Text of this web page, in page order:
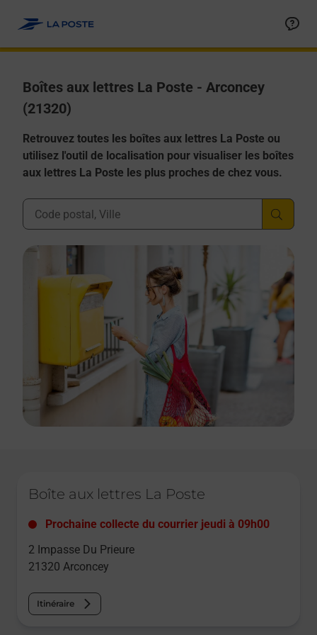
Boîtes aux lettres La Poste - Arconcey
(21320)
Retrouvez toutes les boîtes aux lettres La Poste ou
utilisez l'outil de localisation pour visualiser les boîtes
aux lettres La Poste les plus proches de chez vous.
Ville, Département, Code Postal
Boîte aux lettres La Poste
Prochaine collecte du courrier jeudi à 09h00
2 Impasse Du Prieure
21320 Arconcey
Itinéraire